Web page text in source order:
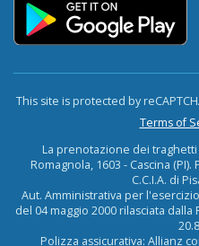
This site is protected by
Terms of
La prenotazione dei traghetti
Romagnola, 1603 - Cascina
C.C.I.A. di
Aut. Amministrativa per
del 04 maggio 2000 rilasciata
Polizza assicurativa: Allianz